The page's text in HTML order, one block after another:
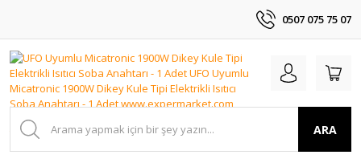
0507 075 75 07
ARA